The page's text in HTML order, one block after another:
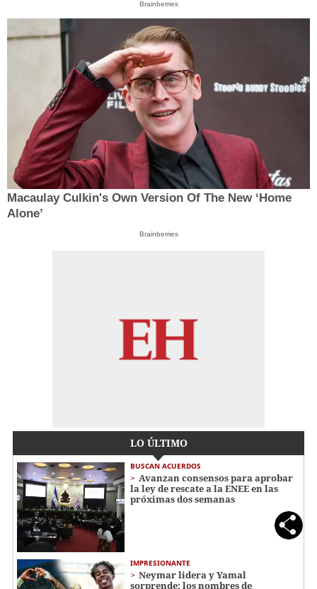
Brainberries
Macaulay Culkin's Own Version Of The New ‘Home
Alone’
Brainberries
LO ÚLTIMO
BUSCAN ACUERDOS
Avanzan consensos para aprobar
la ley de rescate a la ENEE en las
próximas dos semanas
IMPRESIONANTE
Neymar lidera y Yamal
sorprende: los nombres de